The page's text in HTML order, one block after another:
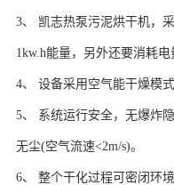
3、 凯志热泵污泥烘干机，
1kw.h能量，另外还要消耗
4、 设备采用空气能干燥模
5、 系统运行安全，无爆炸
无尘(空气流速<2m/s)。
6、 整个干化过程可密闭环